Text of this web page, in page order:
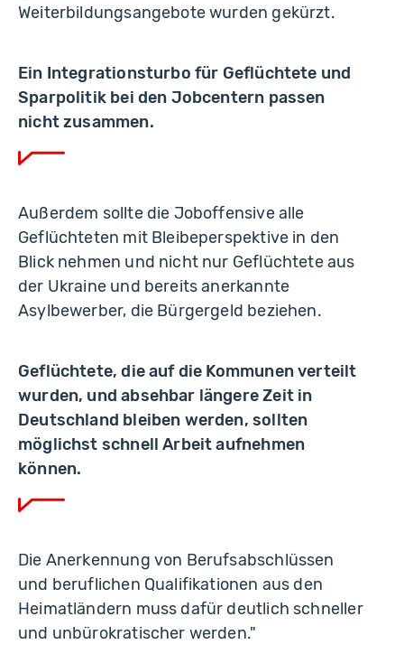
Weiterbildungsangebote wurden gekürzt.
Ein Integrationsturbo für Geflüchtete und
Sparpolitik bei den Jobcentern passen
nicht zusammen.
Außerdem sollte die Joboffensive alle
Geflüchteten mit Bleibeperspektive in den
Blick nehmen und nicht nur Geflüchtete aus
der Ukraine und bereits anerkannte
Asylbewerber, die Bürgergeld beziehen.
Geflüchtete, die auf die Kommunen verteilt
wurden, und absehbar längere Zeit in
Deutschland bleiben werden, sollten
möglichst schnell Arbeit aufnehmen
können.
Die Anerkennung von Berufsabschlüssen
und beruflichen Qualifikationen aus den
Heimatländern muss dafür deutlich schneller
und unbürokratischer werden."